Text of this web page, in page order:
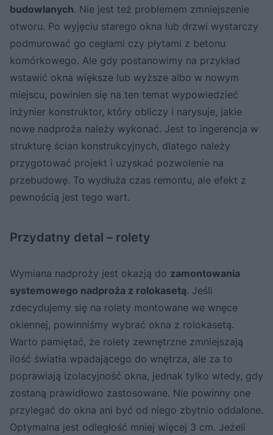
budowlanych. Nie jest też problemem zmniejszenie
otworu. Po wyjęciu starego okna lub drzwi wystarczy
podmurować go cegłami czy płytami z betonu
komórkowego. Ale gdy postanowimy na przykład
wstawić okna większe lub wyższe albo w nowym
miejscu, powinien się na ten temat wypowiedzieć
inżynier konstruktor, który obliczy i narysuje, jakie
nowe nadproża należy wykonać. Jest to ingerencja w
strukturę ścian konstrukcyjnych, dlatego należy
przygotować projekt i uzyskać pozwolenie na
przebudowę. To wydłuża czas remontu, ale efekt z
pewnością jest tego wart.
Przydatny detal – rolety
Wymiana nadproży jest okazją do zamontowania
systemowego nadproża z rolokasetą. Jeśli
zdecydujemy się na rolety montowane we wnęce
okiennej, powinniśmy wybrać okna z rolokasetą.
Warto pamiętać, że rolety zewnętrzne zmniejszają
ilość światła wpadającego do wnętrza, ale za to
poprawiają izolacyjność okna, jednak tylko wtedy, gdy
zostaną prawidłowo zastosowane. Nie powinny one
przylegać do okna ani być od niego zbytnio oddalone.
Optymalna jest odległość mniej więcej 3 cm. Jeżeli